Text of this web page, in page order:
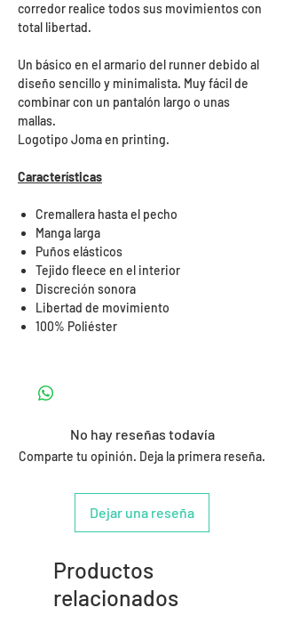
corredor realice todos sus movimientos con
total libertad.
Un básico en el armario del runner debido al
diseño sencillo y minimalista. Muy fácil de
combinar con un pantalón largo o unas
mallas.
Logotipo Joma en printing.
Características
Cremallera hasta el pecho
Manga larga
Puños elásticos
Tejido fleece en el interior
Discreción sonora
Libertad de movimiento
100% Poliéster
No hay reseñas todavía
Comparte tu opinión. Deja la primera reseña.
Dejar una reseña
Productos
relacionados